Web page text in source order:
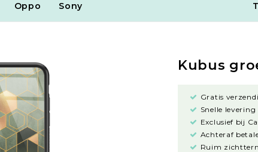
Oppo Sony
Kubus
Gratis
Snelle levering
Exclusief bij
Achteraf
Ruim